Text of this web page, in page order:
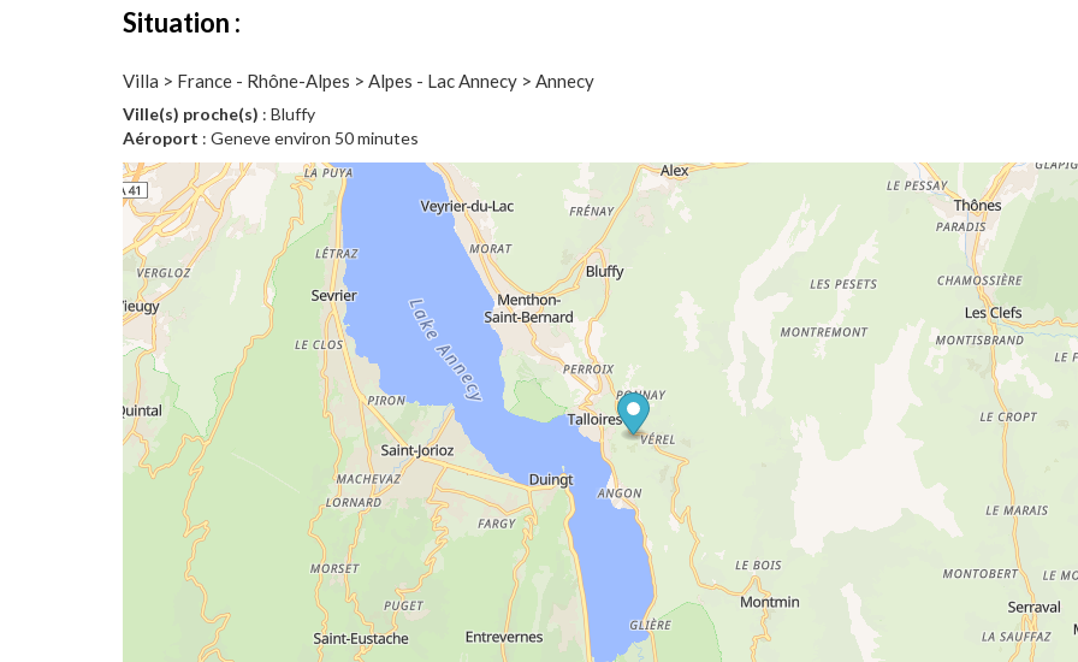
Situation :
Villa > France - Rhône-Alpes > Alpes - Lac Annecy > Annecy
Ville(s) proche(s) : Bluffy
Aéroport : Geneve environ 50 minutes